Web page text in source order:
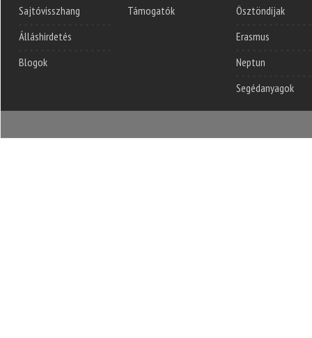
Sajtóvisszhang
Álláshirdetés
Blogok
Támogatók
Ösztöndíjak
Erasmus
Neptun
Segédanyagok